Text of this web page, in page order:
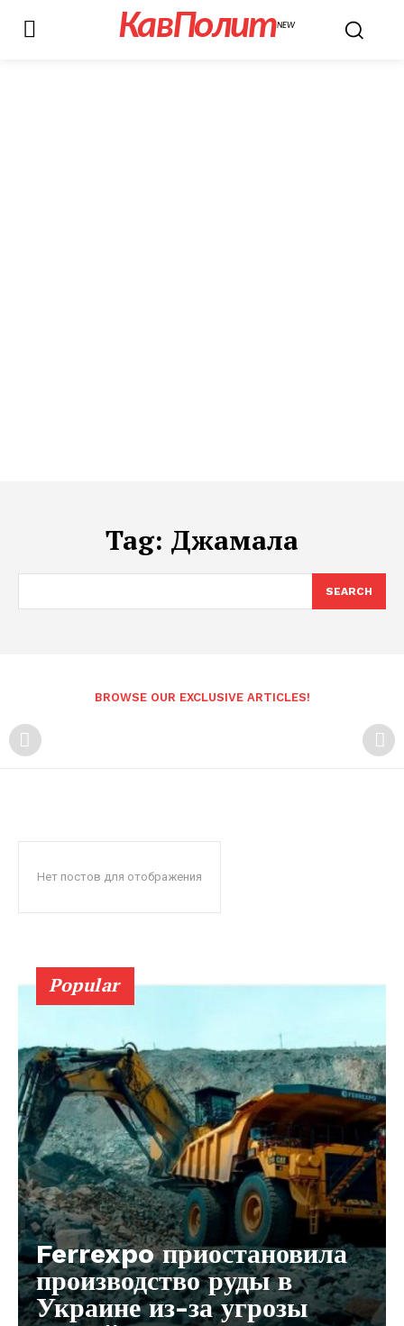
КавПолитNEW
Tag: Джамала
SEARCH
BROWSE OUR EXCLUSIVE ARTICLES!
Нет постов для отображения
Popular
Ferrexpo приостановила
производство руды в
Украине из-за угрозы